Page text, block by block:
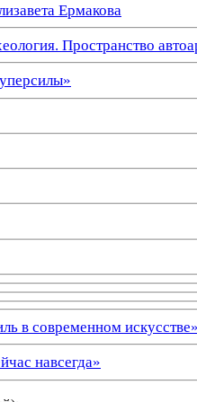
Ермакова
Пространство
в современном искусстве»
навсегда»